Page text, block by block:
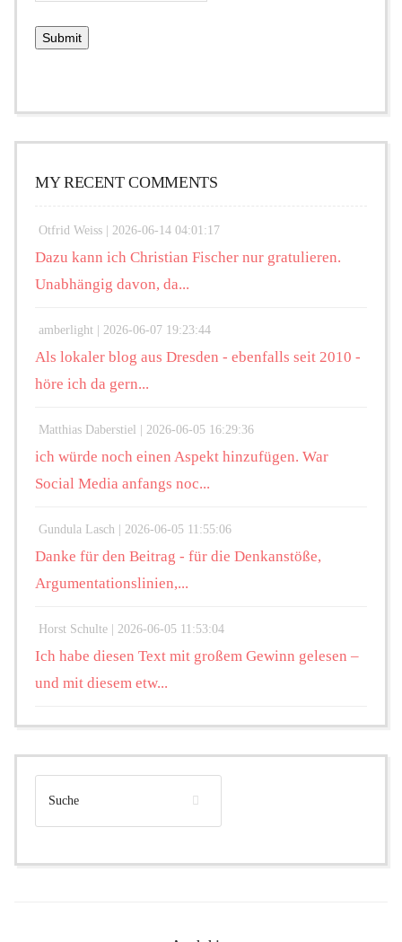
MY RECENT COMMENTS
Otfrid Weiss | 2026-06-14 04:01:17
Dazu kann ich Christian Fischer nur gratulieren.
Unabhängig davon, da...
amberlight | 2026-06-07 19:23:44
Als lokaler blog aus Dresden - ebenfalls seit 2010 -
höre ich da gern...
Matthias Daberstiel | 2026-06-05 16:29:36
ich würde noch einen Aspekt hinzufügen. War
Social Media anfangs noc...
Gundula Lasch | 2026-06-05 11:55:06
Danke für den Beitrag - für die Denkanstöße,
Argumentationslinien,...
Horst Schulte | 2026-06-05 11:53:04
Ich habe diesen Text mit großem Gewinn gelesen –
und mit diesem etw...